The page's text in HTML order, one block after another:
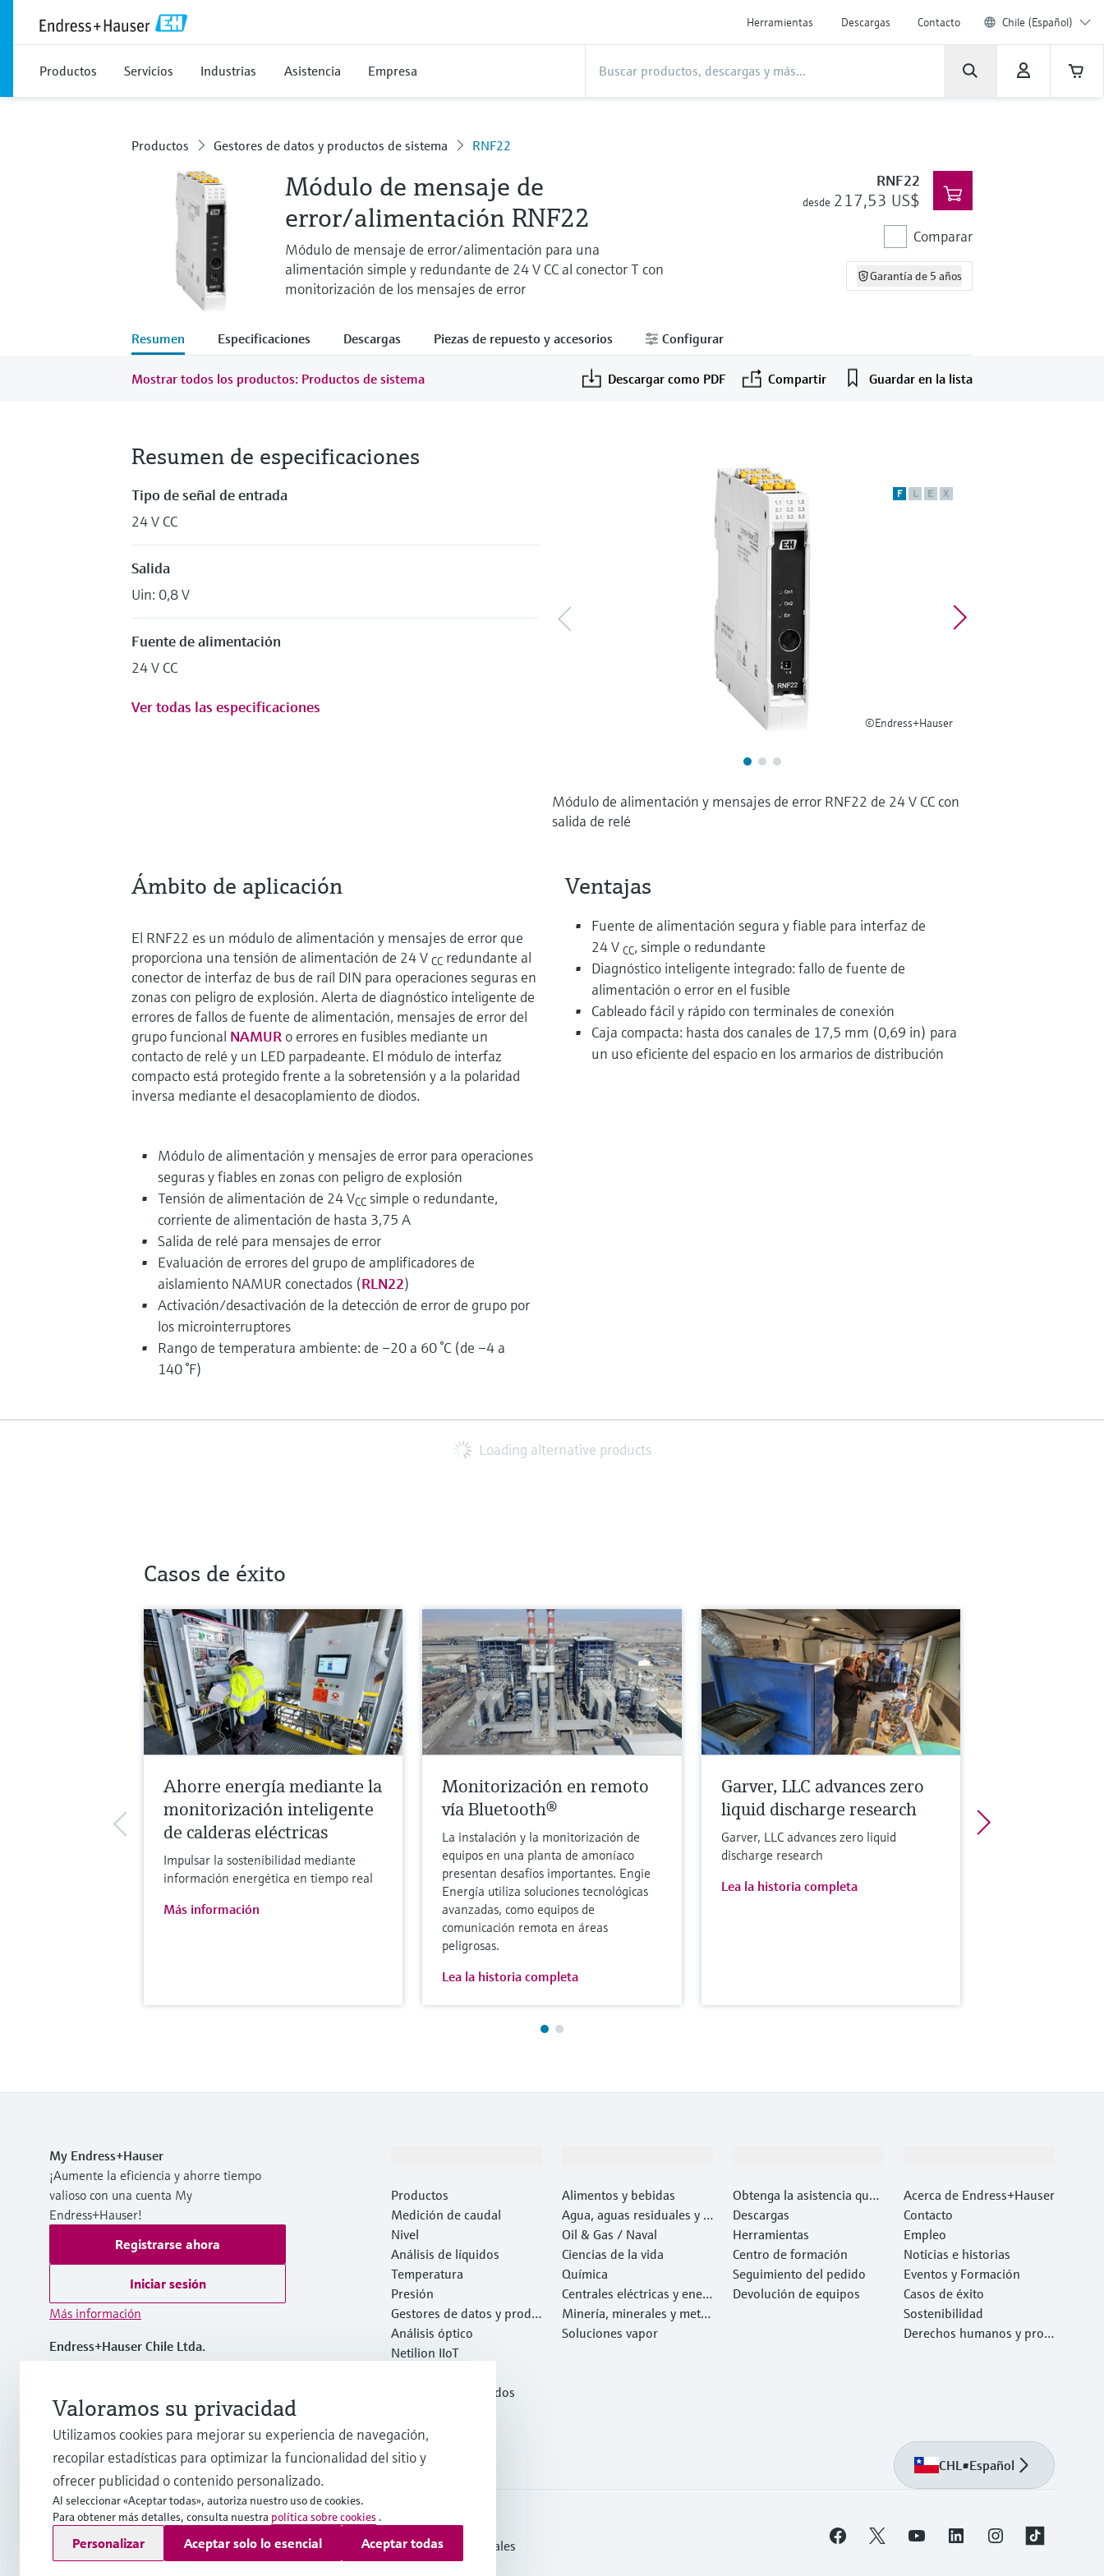
Herramientas Descargas Contacto Chile (Español)
Productos Servicios Industrias Asistencia Empresa
Productos Gestores de datos y productos de sistema RNF22
Módulo de mensaje de
error/alimentación RNF22
Módulo de mensaje de error/alimentación para una
alimentación simple y redundante de 24 V CC al conector T con
monitorización de los mensajes de error
RNF22
desde 217,53 US$
Comparar
Garantía de 5 años
Resumen Especificaciones Descargas Piezas de repuesto y accesorios Configurar
Mostrar todos los productos: Productos de sistema Descargar como PDF Compartir Guardar en la lista
F L E X
©Endress+Hauser
Módulo de alimentación y mensajes de error RNF22 de 24 V CC con
salida de relé
Resumen de especificaciones
Tipo de señal de entrada
24 V CC
Salida
Uin: 0,8 V
Fuente de alimentación
24 V CC
Ver todas las especificaciones
Ámbito de aplicación
El RNF22 es un módulo de alimentación y mensajes de error que
proporciona una tensión de alimentación de 24 V CC redundante al
conector de interfaz de bus de raíl DIN para operaciones seguras en
zonas con peligro de explosión. Alerta de diagnóstico inteligente de
errores de fallos de fuente de alimentación, mensajes de error del
grupo funcional NAMUR o errores en fusibles mediante un
contacto de relé y un LED parpadeante. El módulo de interfaz
compacto está protegido frente a la sobretensión y a la polaridad
inversa mediante el desacoplamiento de diodos.
Módulo de alimentación y mensajes de error para operaciones
seguras y fiables en zonas con peligro de explosión
Tensión de alimentación de 24 VCC simple o redundante,
corriente de alimentación de hasta 3,75 A
Salida de relé para mensajes de error
Evaluación de errores del grupo de amplificadores de
aislamiento NAMUR conectados (RLN22)
Activación/desactivación de la detección de error de grupo por
los microinterruptores
Rango de temperatura ambiente: de –20 a 60 °C (de –4 a
140 °F)
Ventajas
Fuente de alimentación segura y fiable para interfaz de
24 V CC, simple o redundante
Diagnóstico inteligente integrado: fallo de fuente de
alimentación o error en el fusible
Cableado fácil y rápido con terminales de conexión
Caja compacta: hasta dos canales de 17,5 mm (0,69 in) para
un uso eficiente del espacio en los armarios de distribución
Loading alternative products
Casos de éxito
Ahorre energía mediante la
monitorización inteligente
de calderas eléctricas
Impulsar la sostenibilidad mediante
información energética en tiempo real
Más información
Monitorización en remoto
vía Bluetooth®
La instalación y la monitorización de
equipos en una planta de amoníaco
presentan desafíos importantes. Engie
Energía utiliza soluciones tecnológicas
avanzadas, como equipos de
comunicación remota en áreas
peligrosas.
Lea la historia completa
Garver, LLC advances zero
liquid discharge research
Garver, LLC advances zero liquid
discharge research
Lea la historia completa
My Endress+Hauser
¡Aumente la eficiencia y ahorre tiempo
valioso con una cuenta My
Endress+Hauser!
Registrarse ahora
Iniciar sesión
Más información
Endress+Hauser Chile Ltda.
Chile
(56 2) 2398 9100
info@cl.endress.com
Productos
Medición de caudal
Nivel
Análisis de líquidos
Temperatura
Presión
Gestores de datos y produ
ctos de sistema
Análisis óptico
Netilion IIoT
Productos destacados
Servicios
Alimentos y bebidas
Agua, aguas residuales y r
esiduos
Oil & Gas / Naval
Ciencias de la vida
Química
Centrales eléctricas y ener
gía
Minería, minerales y metal
es
Soluciones vapor
Obtenga la asistencia que
necesita con rapidez
Descargas
Herramientas
Centro de formación
Seguimiento del pedido
Devolución de equipos
Acerca de Endress+Hauser
Contacto
Empleo
Noticias e historias
Eventos y Formación
Casos de éxito
Sostenibilidad
Derechos humanos y prote
CHL•Español
Copyright © Endress+Hauser Group Services AG
Pie editorialTérminos de usoProtección de datos Términos y Condiciones Generales
Valoramos su privacidad
Utilizamos cookies para mejorar su experiencia de navegación,
recopilar estadísticas para optimizar la funcionalidad del sitio y
ofrecer publicidad o contenido personalizado.
Al seleccionar «Aceptar todas», autoriza nuestro uso de cookies.
Para obtener más detalles, consulta nuestra política sobre cookies .
Personalizar Aceptar solo lo esencial Aceptar todas